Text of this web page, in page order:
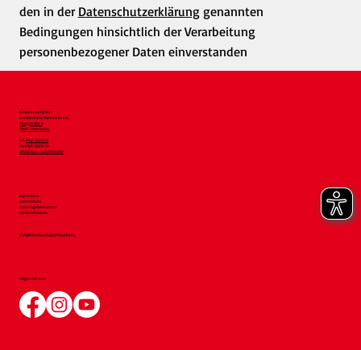
den in der Datenschutzerklärung genannten
Bedingungen hinsichtlich der Verarbeitung
personenbezogener Daten einverstanden
Arbeiterwohlfahrt
Kreisverband Mannheim e.V.
Murgstraße 3
68167 Mannheim
Tel. 0621 33819-0
Fax 0621 33819-54
info@awo-mannheim.de
Impressum
Datenschutz
Hinweisgebersystem
Barrierefreiheit
© AWO Kreisverband Mannheim
Folgen Sie uns: